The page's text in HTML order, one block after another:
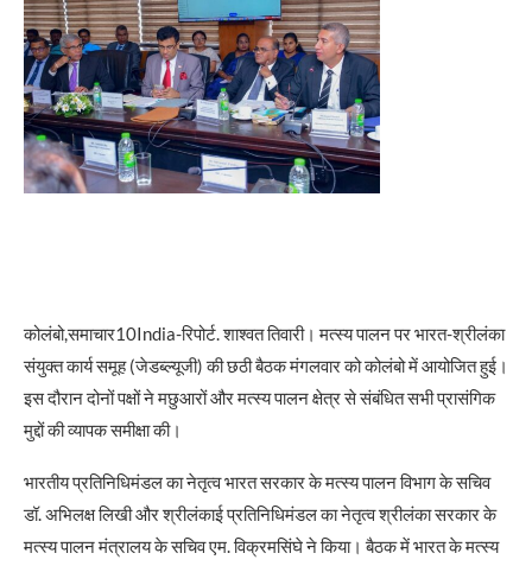
कोलंबो,समाचार10India-रिपोर्ट. शाश्वत तिवारी। मत्स्य पालन पर भारत-श्रीलंका
संयुक्त कार्य समूह (जेडब्ल्यूजी) की छठी बैठक मंगलवार को कोलंबो में आयोजित हुई।
इस दौरान दोनों पक्षों ने मछुआरों और मत्स्य पालन क्षेत्र से संबंधित सभी प्रासंगिक
मुद्दों की व्यापक समीक्षा की।
भारतीय प्रतिनिधिमंडल का नेतृत्व भारत सरकार के मत्स्य पालन विभाग के सचिव
डॉ. अभिलक्ष लिखी और श्रीलंकाई प्रतिनिधिमंडल का नेतृत्व श्रीलंका सरकार के
मत्स्य पालन मंत्रालय के सचिव एम. विक्रमसिंघे ने किया। बैठक में भारत के मत्स्य